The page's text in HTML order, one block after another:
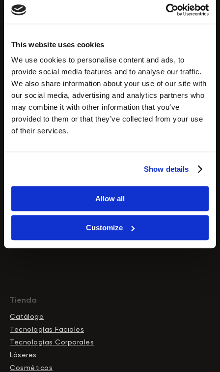
This website uses cookies
We use cookies to personalise content and ads, to
provide social media features and to analyse our traffic.
We also share information about your use of our site with
our social media, advertising and analytics partners who
may combine it with other information that you’ve
provided to them or that they’ve collected from your use
of their services.
Show details
Allow all
Customize
HydroDiamond™
CryoElegance™
Endo RF
Presoterapia Drenaje Linfático
Cavitación por ultrasonido
Hidrodermoabrasión
Terapia de luz LED
Tienda
Catálogo
Tecnologías Faciales
Tecnologías Corporales
Láseres
Cosméticos